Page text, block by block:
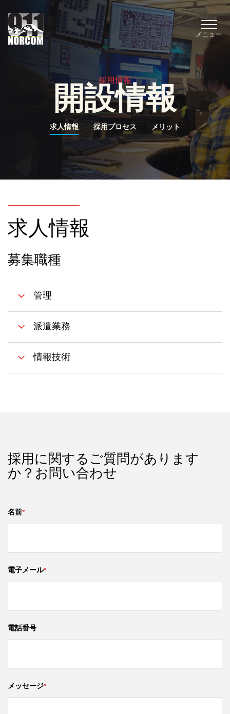
メニュー
採用情報
開設情報
求人情報 採用プロセス メリット
求人情報
募集職種
管理
派遣業務
情報技術
採用に関するご質問があります
か？お問い合わせ
名前*
電子メール*
電話番号
メッセージ*